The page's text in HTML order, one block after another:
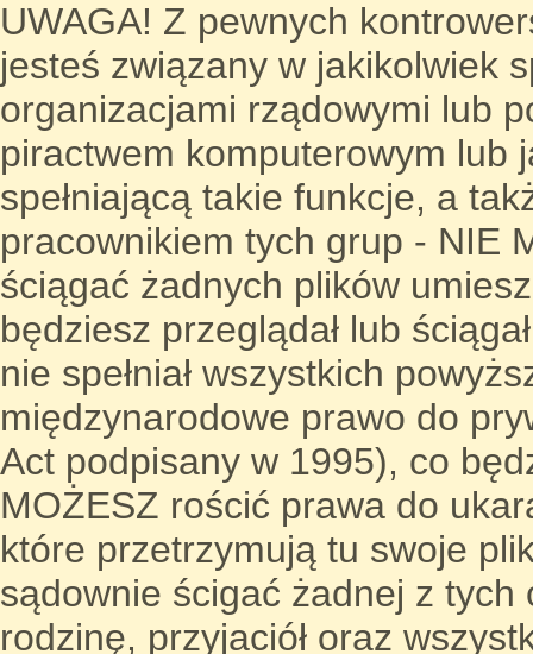
UWAGA! Z pewnych
jesteś związany w jakikolwiek
organizacjami rządowymi lub
piractwem komputerowym lub
spełniającą takie funkcje, a
pracownikiem tych grup - NIE
ściągać żadnych plików
będziesz przeglądał lub
nie spełniał wszystkich
międzynarodowe prawo do
Act podpisany w 1995), co
MOŻESZ rościć prawa do
które przetrzymują tu swoje
sądownie ścigać żadnej z tych
rodzinę, przyjaciół oraz